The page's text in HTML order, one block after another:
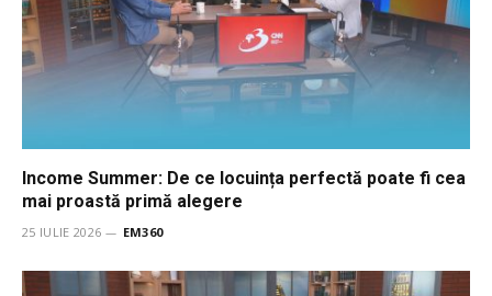
Income Summer: De ce locuința perfectă poate fi cea
mai proastă primă alegere
25 IULIE 2026 EM360